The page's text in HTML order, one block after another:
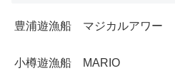
豊浦遊漁船 マジカルアワー
小樽遊漁船 MARIO